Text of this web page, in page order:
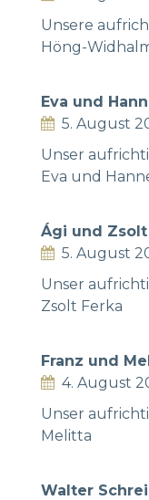
Unsere
Höng-
Eva und
5. August
Unser
Eva und
Ági und Zsolt
5. August
Unser
Zsolt Ferka
Franz und
4. August
Unser
Melitta
Walter